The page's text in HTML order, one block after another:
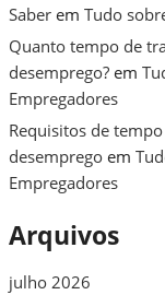
Saber em Tudo
Quanto tempo de
desemprego? em
Empregadores
Requisitos de
desemprego em
Empregadores
Arquivos
julho 2026